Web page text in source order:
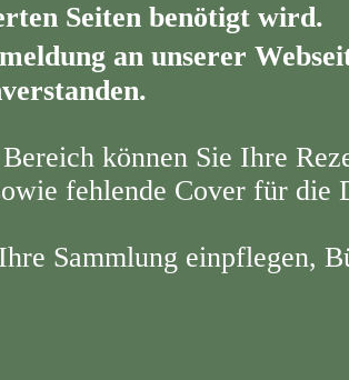
Seiten benötigt wird.
an unserer
können Sie Ihre
fehlende Cover für die
Sammlung einpflegen,